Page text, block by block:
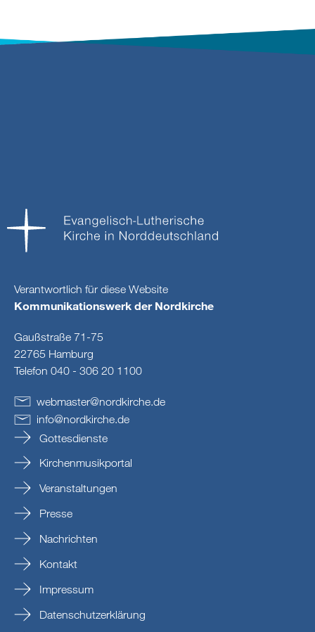
Verantwortlich für diese Website
Kommunikationswerk der Nordkirche
Gaußstraße 71-75
22765 Hamburg
Telefon 040 - 306 20 1100
webmaster@nordkirche.de
info@nordkirche.de
Gottesdienste
Kirchenmusikportal
Veranstaltungen
Presse
Nachrichten
Kontakt
Impressum
Datenschutzerklärung